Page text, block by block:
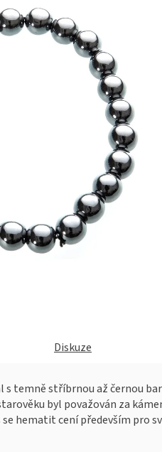
Diskuze
s temně stříbrnou až černou
byl považován za
se hematit cení především pro